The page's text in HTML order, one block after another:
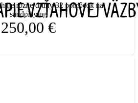
rôzne druhy 32 pomôcok na
sandplaying
250,00 €